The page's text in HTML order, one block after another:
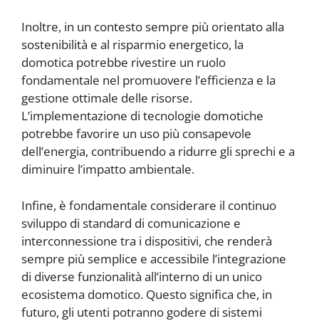
Inoltre, in un contesto sempre più orientato alla
sostenibilità e al risparmio energetico, la
domotica potrebbe rivestire un ruolo
fondamentale nel promuovere l’efficienza e la
gestione ottimale delle risorse.
L’implementazione di tecnologie domotiche
potrebbe favorire un uso più consapevole
dell’energia, contribuendo a ridurre gli sprechi e a
diminuire l’impatto ambientale.
Infine, è fondamentale considerare il continuo
sviluppo di standard di comunicazione e
interconnessione tra i dispositivi, che renderà
sempre più semplice e accessibile l’integrazione
di diverse funzionalità all’interno di un unico
ecosistema domotico. Questo significa che, in
futuro, gli utenti potranno godere di sistemi